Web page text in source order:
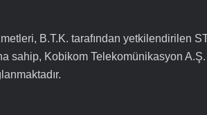
B.T.K. tarafından yetkilendirilen
sahip, Kobikom Telekomünikasyon A.Ş.